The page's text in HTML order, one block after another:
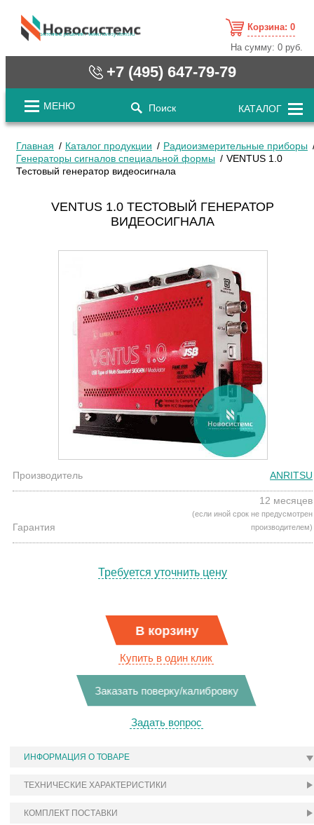
cистемные решения / www.novosystems.ru
Корзина: 0
На сумму:0 руб.
+7 (495) 647-79-79
МЕНЮ Поиск КАТАЛОГ
Главная Каталог продукции
Радиоизмерительные приборы
Генераторы сигналов специальной формы
VENTUS 1.0
Тестовый генератор видеосигнала
VENTUS 1.0 ТЕСТОВЫЙ ГЕНЕРАТОР
ВИДЕОСИГНАЛА
Производитель ANRITSU
Гарантия
12 месяцев
(если иной срок не предусмотрен
производителем)
Требуется уточнить цену
В корзину
Купить в один клик
Заказать поверку/калибровку
Задать вопрос
ИНФОРМАЦИЯ О ТОВАРЕ
ТЕХНИЧЕСКИЕ ХАРАКТЕРИСТИКИ
КОМПЛЕКТ ПОСТАВКИ